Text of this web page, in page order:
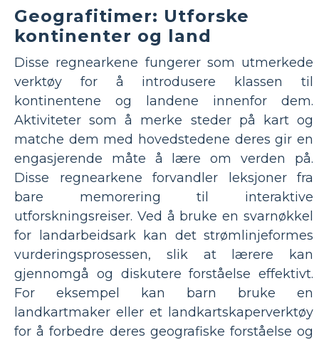
Geografitimer: Utforske
kontinenter og land
Disse regnearkene fungerer som utmerkede
verktøy for å introdusere klassen til
kontinentene og landene innenfor dem.
Aktiviteter som å merke steder på kart og
matche dem med hovedstedene deres gir en
engasjerende måte å lære om verden på.
Disse regnearkene forvandler leksjoner fra
bare memorering til interaktive
utforskningsreiser. Ved å bruke en svarnøkkel
for landarbeidsark kan det strømlinjeformes
vurderingsprosessen, slik at lærere kan
gjennomgå og diskutere forståelse effektivt.
For eksempel kan barn bruke en
landkartmaker eller et landkartskaperverktøy
for å forbedre deres geografiske forståelse og